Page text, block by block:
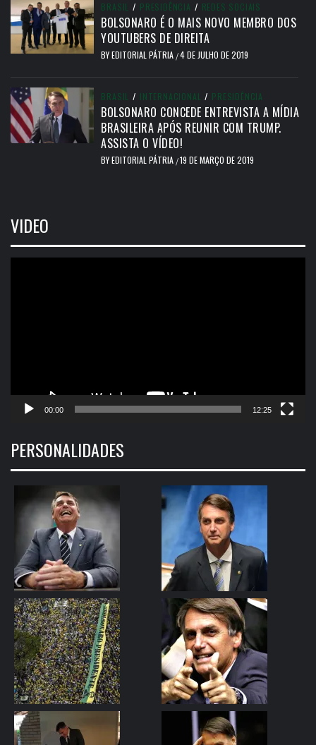
BRASIL / PRESIDÊNCIA / REDES SOCIAIS
BOLSONARO É O MAIS NOVO MEMBRO DOS
YOUTUBERS DE DIREITA
BYEDITORIAL PÁTRIA /4 DE JULHO DE 2019
BRASIL / INTERNACIONAL / PRESIDÊNCIA
BOLSONARO CONCEDE ENTREVISTA A MÍDIA
BRASILEIRA APÓS REUNIR COM TRUMP.
ASSISTA O VÍDEO!
BYEDITORIAL PÁTRIA /19 DE MARÇO DE 2019
VIDEO
00:00 12:25
PERSONALIDADES